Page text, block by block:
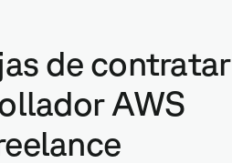
de contratar
AWS